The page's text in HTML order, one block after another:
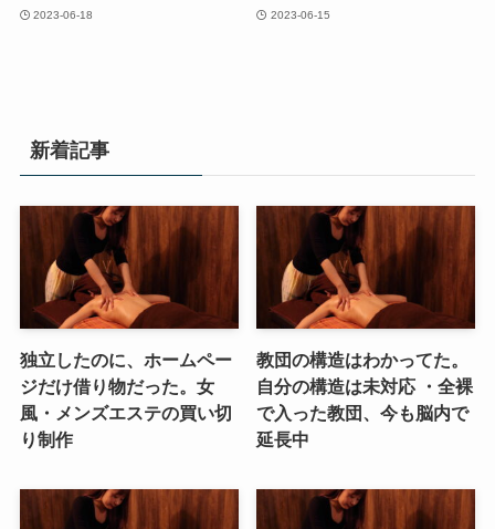
2023-06-18 2023-06-15
新着記事
独立したのに、ホームペー
ジだけ借り物だった。女
風・メンズエステの買い切
り制作
教団の構造はわかってた。
自分の構造は未対応 ・全裸
で入った教団、今も脳内で
延長中